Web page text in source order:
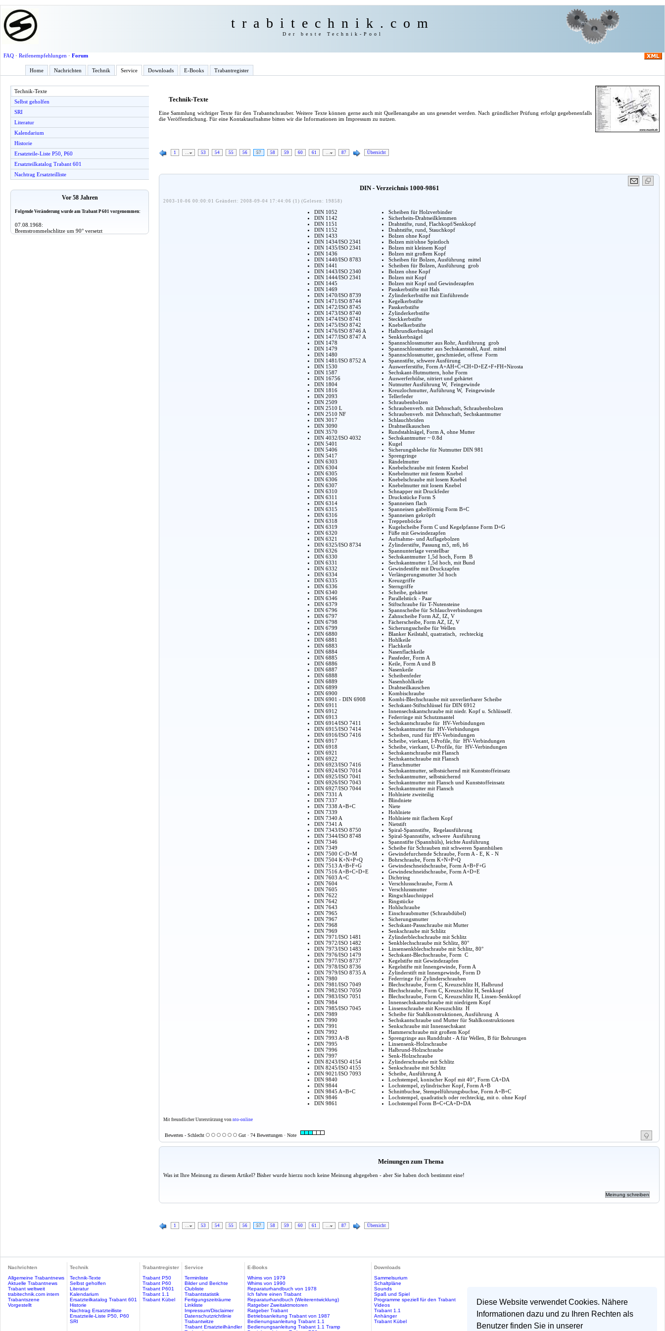
Diese Website verwendet Cookies. Nähere
Informationen dazu und zu Ihren Rechten als
Benutzer finden Sie in unserer
trabitechnik.com
Der beste Technik-Pool
FAQ· Reifenempfehlungen · Forum
Home Nachrichten Technik Service Downloads E-Books Trabantregister
Technik-Texte
Selbst geholfen
SRI
Literatur
Kalendarium
Historie
Ersatzteile-Liste P50, P60
Ersatzteilkatalog Trabant 601
Nachtrag Ersatzteilliste
Vor 58 Jahren
Folgende Veränderung wurde am Trabant P 601 vorgenommen:
07.08.1968:
Bremstrommelschlitze um 90° versetzt
Technik-Texte
Eine Sammlung wichtiger Texte für den Trabantschrauber. Weitere Texte können gerne auch mit Quellenangabe an uns gesendet werden. Nach gründlicher Prüfung erfolgt gegebenenfalls
die Veröffentlichung. Für eine Kontaktaufnahme bitten wir die Informationen im Impressum zu nutzen.
1 … 53 54 55 56 57 58 59 60 61 … 87 Übersicht
DIN - Verzeichnis 1000-9861
2003-10-06 00:00:01 Geändert: 2008-09-04 17:44:06 (1) (Gelesen: 19858)
DIN 1052
DIN 1142
DIN 1151
DIN 1152
DIN 1433
DIN 1434/ISO 2341
DIN 1435/ISO 2341
DIN 1436
DIN 1440/ISO 8783
DIN 1441
DIN 1443/ISO 2340
DIN 1444/ISO 2341
DIN 1445
DIN 1469
DIN 1470/ISO 8739
DIN 1471/ISO 8744
DIN 1472/ISO 8745
DIN 1473/ISO 8740
DIN 1474/ISO 8741
DIN 1475/ISO 8742
DIN 1476/ISO 8746 A
DIN 1477/ISO 8747 A
DIN 1478
DIN 1479
DIN 1480
DIN 1481/ISO 8752 A
DIN 1530
DIN 1587
DIN 16756
DIN 1804
DIN 1816
DIN 2093
DIN 2509
DIN 2510 L
DIN 2510 NF
DIN 3017
DIN 3090
DIN 3570
DIN 4032/ISO 4032
DIN 5401
DIN 5406
DIN 5417
DIN 6303
DIN 6304
DIN 6305
DIN 6306
DIN 6307
DIN 6310
DIN 6311
DIN 6314
DIN 6315
DIN 6316
DIN 6318
DIN 6319
DIN 6320
DIN 6321
DIN 6325/ISO 8734
DIN 6326
DIN 6330
DIN 6331
DIN 6332
DIN 6334
DIN 6335
DIN 6336
DIN 6340
DIN 6346
DIN 6379
DIN 6796
DIN 6797
DIN 6798
DIN 6799
DIN 6880
DIN 6881
DIN 6883
DIN 6884
DIN 6885
DIN 6886
DIN 6887
DIN 6888
DIN 6889
DIN 6899
DIN 6900
DIN 6901 - DIN 6908
DIN 6911
DIN 6912
DIN 6913
DIN 6914/ISO 7411
DIN 6915/ISO 7414
DIN 6916/ISO 7416
DIN 6917
DIN 6918
DIN 6921
DIN 6922
DIN 6923/ISO 7416
DIN 6924/ISO 7014
DIN 6925/ISO 7041
DIN 6926/ISO 7043
DIN 6927/ISO 7044
DIN 7331 A
DIN 7337
DIN 7338 A+B+C
DIN 7339
DIN 7340 A
DIN 7341 A
DIN 7343/ISO 8750
DIN 7344/ISO 8748
DIN 7346
DIN 7349
DIN 7500 C+D+M
DIN 7504 K+N+P+Q
DIN 7513 A+B+F+G
DIN 7516 A+B+C+D+E
DIN 7603 A+C
DIN 7604
DIN 7605
DIN 7622
DIN 7642
DIN 7643
DIN 7965
DIN 7967
DIN 7968
DIN 7969
DIN 7971/ISO 1481
DIN 7972/ISO 1482
DIN 7973/ISO 1483
DIN 7976/ISO 1479
DIN 7977/ISO 8737
DIN 7978/ISO 8736
DIN 7979/ISO 8735 A
DIN 7980
DIN 7981/ISO 7049
DIN 7982/ISO 7050
DIN 7983/ISO 7051
DIN 7984
DIN 7985/ISO 7045
DIN 7989
DIN 7990
DIN 7991
DIN 7992
DIN 7993 A+B
DIN 7995
DIN 7996
DIN 7997
DIN 8243/ISO 4154
DIN 8245/ISO 4155
DIN 9021/ISO 7093
DIN 9840
DIN 9844
DIN 9845 A+B+C
DIN 9846
DIN 9861
Scheiben für Holzverbinder
Sicherheits-Drahtseilklemmen
Drahtstifte, rund, Flachkopf/Senkkopf
Drahtstifte, rund, Stauchkopf
Bolzen ohne Kopf
Bolzen mit/ohne Spintloch
Bolzen mit kleinem Kopf
Bolzen mit großem Kopf
Scheiben für Bolzen, Ausführung mittel
Scheiben für Bolzen, Ausführung grob
Bolzen ohne Kopf
Bolzen mit Kopf
Bolzen mit Kopf und Gewindezapfen
Passkerbstifte mit Hals
Zylinderkerbstifte mit Einführende
Kegelkerbstifte
Passkerbstifte
Zylinderkerbstifte
Steckkerbstifte
Knebelkerbstifte
Halbrundkerbnägel
Senkkerbnägel
Spannschlossmutter aus Rohr, Ausführung grob
Spannschlossmutter aus Sechskantstahl, Ausf. mittel
Spannschlossmutter, geschmiedet, offene Form
Spannstifte, schwere Ausfürung
Auswerferstifte, Form A+AH+C+CH+D+EZ+F+FH+Nirosta
Sechskant-Hutmuttern, hohe Form
Auswerferhülse, nitriert und gehärtet
Nutmutter Ausführung W, Feingewinde
Kreuzlochmutter, Auführung W, Feingewinde
Tellerfeder
Schraubenbolzen
Schraubenverb. mit Dehnschaft, Schraubenbolzen
Schraubenverb. mit Dehnschaft, Sechskantmutter
Schlauchbriden
Drahtseilkauschen
Rundstahlnägel, Form A, ohne Mutter
Sechskantmutter ~ 0.8d
Kugel
Sicherungsbleche für Nutmutter DIN 981
Sprengringe
Rändelmutter
Knebelschraube mit festem Knebel
Knebelmutter mit festem Knebel
Knebelschraube mit losem Knebel
Knebelmutter mit losem Knebel
Schnapper mit Druckfeder
Druckstücke Form S
Spanneisen flach
Spanneisen gabelförmig Form B+C
Spanneisen gekröpft
Treppenböcke
Kugelscheibe Form C und Kegelpfanne Form D+G
Füße mit Gewindezapfen
Aufnahme- und Auflagebolzen
Zylinderstifte, Passung m5, m6, h6
Spannunterlage verstellbar
Sechskantmutter 1,5d hoch, Form B
Sechskantmutter 1,5d hoch, mit Bund
Gewindestifte mit Druckzapfen
Verlängerungsmutter 3d hoch
Kreuzgriffe
Sterngriffe
Scheibe, gehärtet
Parallelstück - Paar
Stiftschraube für T-Nutensteine
Spannscheibe für Schlauchverbindungen
Zahnscheibe Form AZ, IZ, V
Fächerscheibe, Form AZ, IZ, V
Sicherungsscheibe für Wellen
Blanker Keilstahl, quatratisch, rechteckig
Hohlkeile
Flachkeile
Nasenflachkeile
Passfeder, Form A
Keile, Form A und B
Nasenkeile
Scheibenfeder
Nasenhohlkeile
Drahtseilkauschen
Kombischraube
Kombi-Blechschraube mit unverlierbarer Scheibe
Sechskant-Stiftschlüssel für DIN 6912
Innensechskantschraube mit niedr. Kopf u. Schlüsself.
Federringe mit Schutzmantel
Sechskantschraube für HV-Verbindungen
Sechskantmutter für HV-Verbindungen
Scheiben, rund für HV-Verbindungen
Scheibe, vierkant, I-Profile, für HV-Verbindungen
Scheibe, vierkant, U-Profile, für HV-Verbindungen
Sechskantschraube mit Flansch
Sechskantschraube mit Flansch
Flanschmutter
Sechskantmutter, selbstsichernd mit Kunststoffeinsatz
Sechskantmutter, selbstsichernd
Sechskantmutter mit Flansch und Kunststoffeinsatz
Sechskantmutter mit Flansch
Hohlniete zweiteilig
Blindniete
Niete
Hohlniete
Hohlniete mit flachem Kopf
Nietstift
Spiral-Spannstifte, Regelausführung
Spiral-Spannstifte, schwere Ausführung
Spannstifte (Spannhüls), leichte Ausführung
Scheibe für Schrauben mit schweren Spannhülsen
Gewindefurchende Schraube, Form A - E, K - N
Bohrschraube, Form K+N+P+Q
Gewindeschneidschraube, Form A+B+F+G
Gewindeschneidschraube, Form A+D+E
Dichtring
Verschlussschraube, Form A
Verschlussmutter
Ringschlauchnippel
Ringstücke
Hohlschraube
Einschraubmutter (Schraubdübel)
Sicherungsmutter
Sechskant-Passschraube mit Mutter
Senkschraube mit Schlitz
Zylinderblechschraube mit Schlitz
Senkblechschraube mit Schlitz, 80°
Linsensenkblechschraube mit Schlitz, 80°
Sechskant-Blechschraube, Form C
Kegelstifte mit Gewindezapfen
Kegelstifte mit Innengewinde, Form A
Zylinderstift mit Innengewinde, Form D
Federringe für Zylinderschrauben
Blechschraube, Form C, Kreuzschlitz H, Halbrund
Blechschraube, Form C, Kreuzschlitz H, Senkkopf
Blechschraube, Form C, Kreuzschlitz H, Linsen-Senkkopf
Innensechskantschraube mit niedrigem Kopf
Linsenschraube mit Kreuzschlitz H
Scheibe für Stahlkonstruktionen, Ausführung A
Sechskantschraube und Mutter für Stahlkonstruktionen
Senkschraube mit Innensechskant
Hammerschraube mit großem Kopf
Sprengringe aus Runddraht - A für Wellen, B für Bohrungen
Linsensenk-Holzschraube
Halbrund-Holzschraube
Senk-Holzschraube
Zylinderschraube mit Schlitz
Senkschraube mit Schlitz
Scheibe, Ausführung A
Lochstempel, konischer Kopf mit 40°, Form CA+DA
Lochstempel, zylindrischer Kopf, Form A+B
Schnittbuchse, Stempelführungsbuchse, Form A+B+C
Lochstempel, quadratisch oder rechteckig, mit o. ohne Kopf
Lochstempel Form B+C+CA+D+DA
Mit freundlicher Unterstützung von nto-online
Bewerten - Schlecht Gut · 74 Bewertungen · Note
Meinungen zum Thema
Was ist Ihre Meinung zu diesem Artikel? Bisher wurde hierzu noch keine Meinung abgegeben - aber Sie haben doch bestimmt eine!
1 53 54 55 56 57 58 59 60 61 87 Übersicht
Nachrichten
Allgemeine Trabantnews
Aktuelle Trabantnews
Trabant weltweit
trabitechnik.com intern
Trabantszene
Vorgestellt
Technik
Technik-Texte
Selbst geholfen
Literatur
Kalendarium
Ersatzteilkatalog Trabant 601
Historie
Nachtrag Ersatzteilliste
Ersatzteile-Liste P50, P60
SRI
Trabantregister
Trabant P50
Trabant P60
Trabant P601
Trabant 1.1
Trabant Kübel
Service
Terminliste
Bilder und Berichte
Clubliste
Trabantstatistik
Fertigungszeiträume
Linkliste
Impressum/Disclaimer
Datenschutzrichtlinie
Trabantwitze
Trabant Ersatzteilhändler
E-Books
Whims von 1979
Whims von 1990
Reparaturhandbuch von 1978
Ich fahre einen Trabant
Reparaturhandbuch (Weiterentwicklung)
Ratgeber Zweitaktmotoren
Ratgeber Trabant
Betriebsanleitung Trabant von 1987
Bedienungsanleitung Trabant 1.1
Bedienungsanleitung Trabant 1.1 Tramp
Downloads
Sammelsurium
Schaltpläne
Sounds
Spaß und Spiel
Programme speziell für den Trabant
Videos
Trabant 1.1
Anhänger
Trabant Kübel